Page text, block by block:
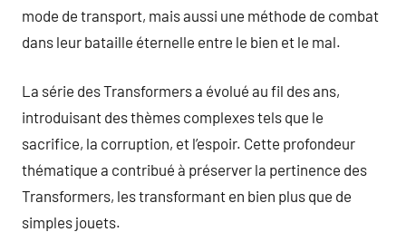
mode de transport, mais aussi une méthode de combat
dans leur bataille éternelle entre le bien et le mal.
La série des Transformers a évolué au fil des ans,
introduisant des thèmes complexes tels que le
sacrifice, la corruption, et l’espoir. Cette profondeur
thématique a contribué à préserver la pertinence des
Transformers, les transformant en bien plus que de
simples jouets.